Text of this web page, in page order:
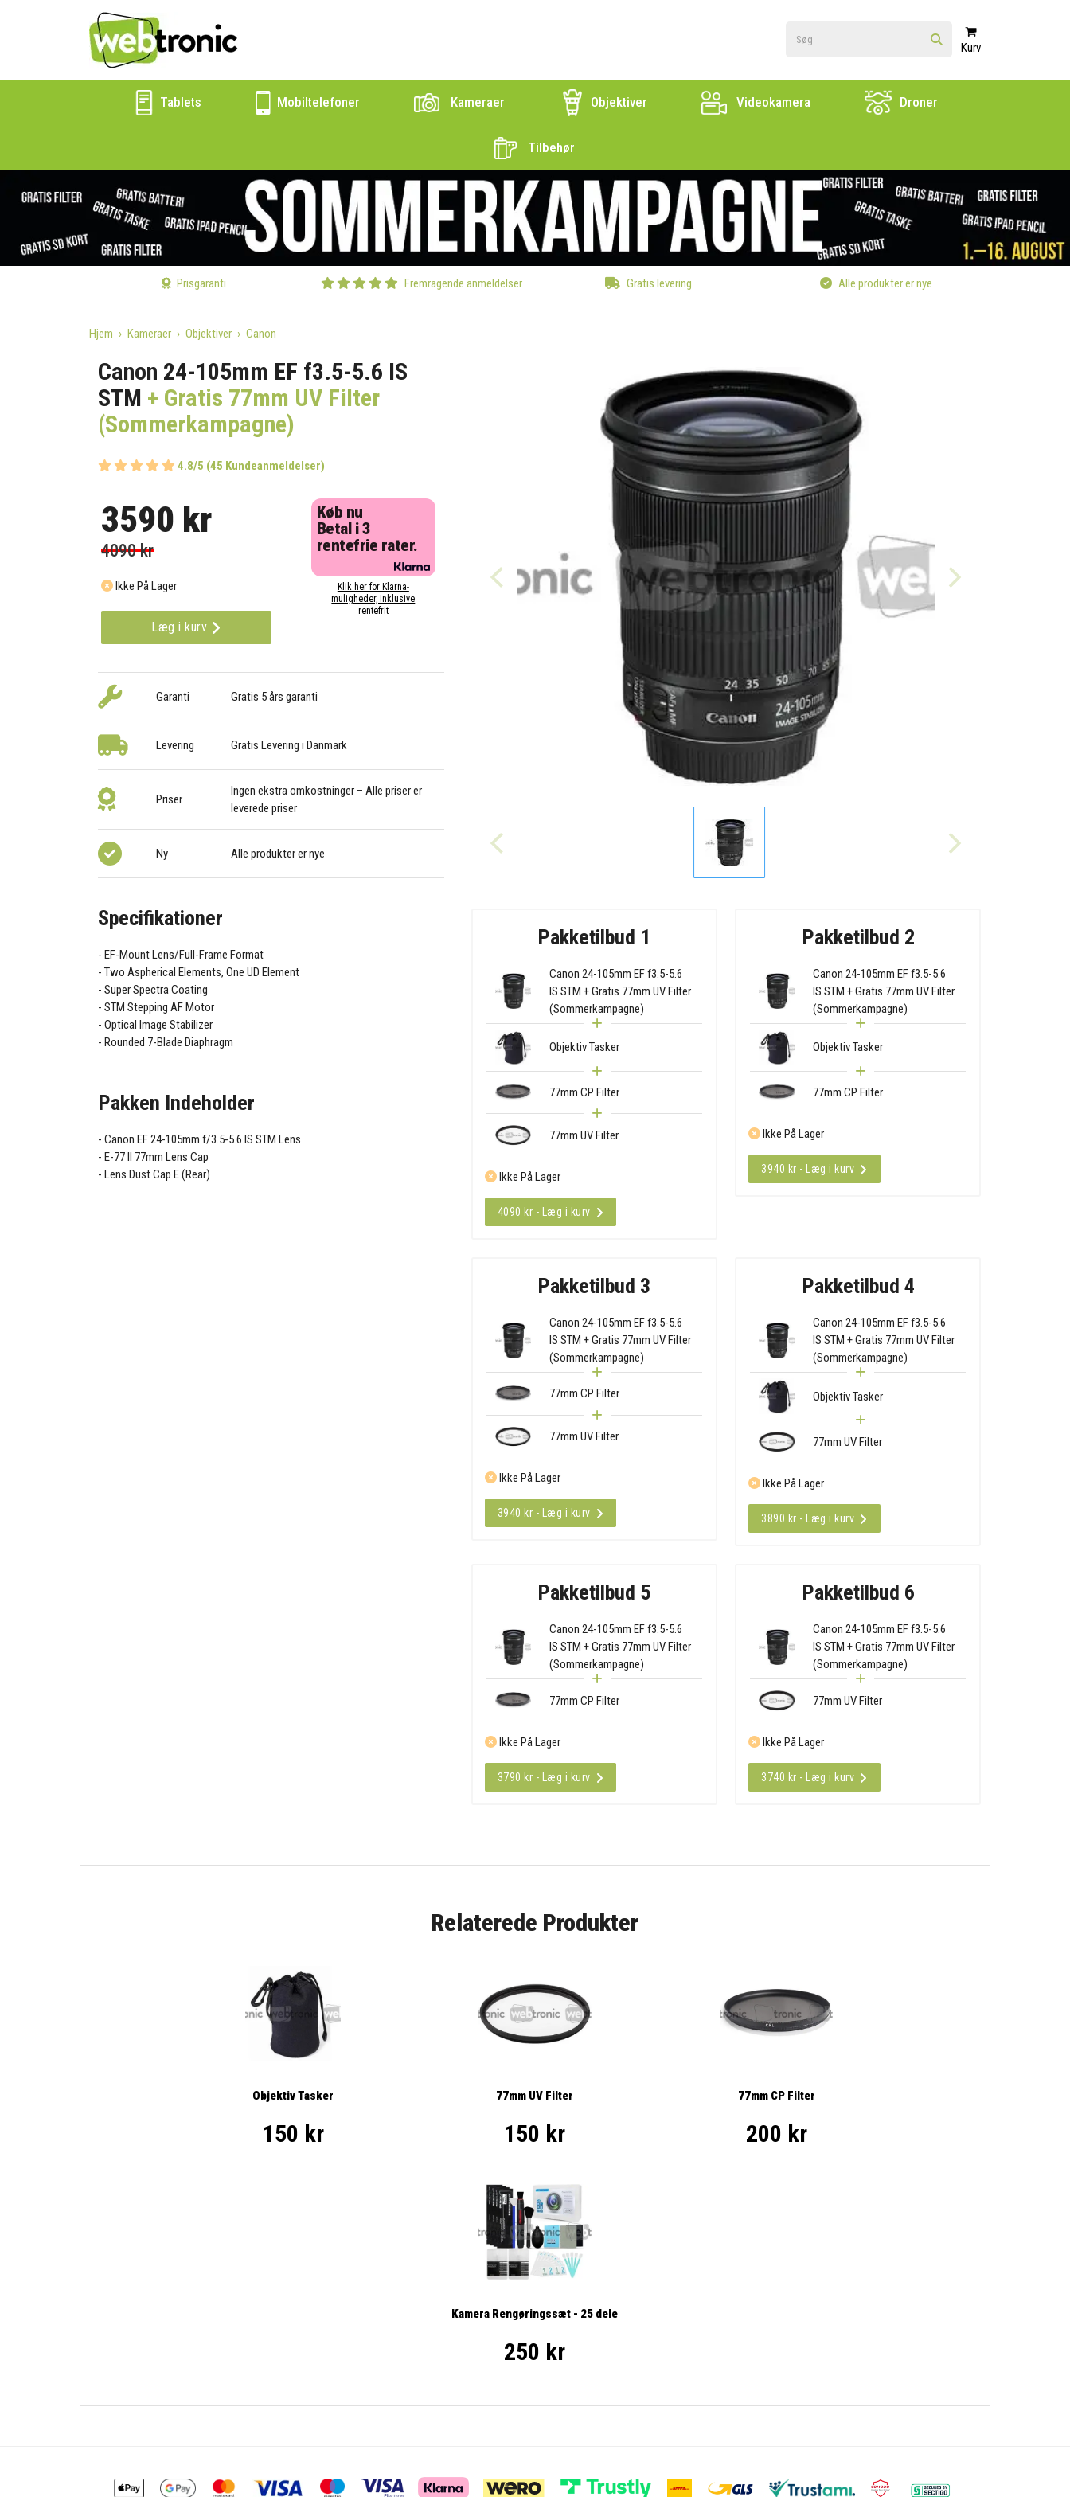
Kurv
Tablets Mobiltelefoner Kameraer Objektiver Videokamera Droner
Tilbehør
Prisgaranti Fremragende anmeldelser Gratis levering Alle produkter er nye
Hjem Kameraer Objektiver Canon
Canon 24-105mm EF f3.5-5.6 IS
STM + Gratis 77mm UV Filter
(Sommerkampagne)
4.8/5 (45 Kundeanmeldelser)
3590 kr
4090 kr
Ikke På Lager
Læg i kurv
Køb nu
Betal i 3
rentefrie rater.
Klik her for Klarna-
muligheder, inklusive
rentefrit
Garanti Gratis 5 års garanti
Levering Gratis Levering i Danmark
Priser
Ingen ekstra omkostninger – Alle priser er
leverede priser
Ny Alle produkter er nye
Pakketilbud 1
Canon 24-105mm EF f3.5-5.6
IS STM + Gratis 77mm UV Filter
(Sommerkampagne)
Objektiv Tasker
77mm CP Filter
77mm UV Filter
Ikke På Lager
4090 kr - Læg i kurv
Pakketilbud 2
Canon 24-105mm EF f3.5-5.6
IS STM + Gratis 77mm UV Filter
(Sommerkampagne)
Objektiv Tasker
77mm CP Filter
Ikke På Lager
3940 kr - Læg i kurv
Pakketilbud 3
Canon 24-105mm EF f3.5-5.6
IS STM + Gratis 77mm UV Filter
(Sommerkampagne)
77mm CP Filter
77mm UV Filter
Ikke På Lager
3940 kr - Læg i kurv
Pakketilbud 4
Canon 24-105mm EF f3.5-5.6
IS STM + Gratis 77mm UV Filter
(Sommerkampagne)
Objektiv Tasker
77mm UV Filter
Ikke På Lager
3890 kr - Læg i kurv
Pakketilbud 5
Canon 24-105mm EF f3.5-5.6
IS STM + Gratis 77mm UV Filter
(Sommerkampagne)
77mm CP Filter
Ikke På Lager
3790 kr - Læg i kurv
Pakketilbud 6
Canon 24-105mm EF f3.5-5.6
IS STM + Gratis 77mm UV Filter
(Sommerkampagne)
77mm UV Filter
Ikke På Lager
3740 kr - Læg i kurv
Specifikationer
EF-Mount Lens/Full-Frame Format
Two Aspherical Elements, One UD Element
Super Spectra Coating
STM Stepping AF Motor
Optical Image Stabilizer
Rounded 7-Blade Diaphragm
Pakken Indeholder
Canon EF 24-105mm f/3.5-5.6 IS STM Lens
E-77 II 77mm Lens Cap
Lens Dust Cap E (Rear)
Relaterede Produkter
Objektiv Tasker
150 kr
77mm UV Filter
150 kr
77mm CP Filter
200 kr
Kamera Rengøringssæt - 25 dele
250 kr